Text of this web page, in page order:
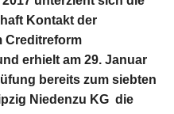
Kontakt der
Creditreform
erhielt am 29. Januar
bereits zum siebten
Niedenzu KG die